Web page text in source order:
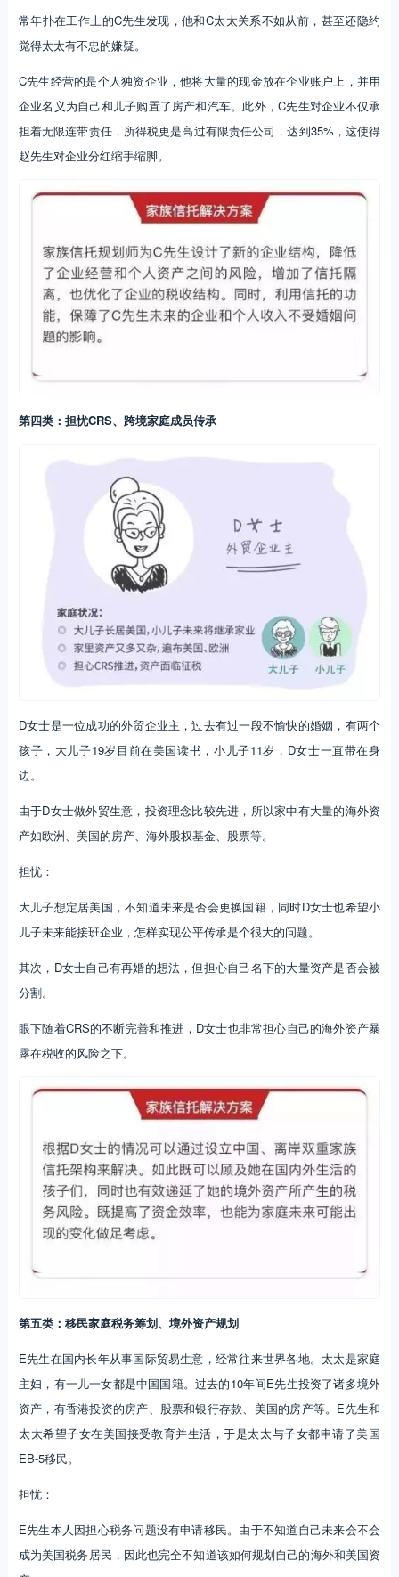
常年扑在工作上的C先生发现，他和C太太关系不如从前，甚至还隐约
觉得太太有不忠的嫌疑。
C先生经营的是个人独资企业，他将大量的现金放在企业账户上，并用
企业名义为自己和儿子购置了房产和汽车。此外，C先生对企业不仅承
担着无限连带责任，所得税更是高过有限责任公司，达到35%，这使得
赵先生对企业分红缩手缩脚。
第四类：担忧CRS、跨境家庭成员传承
D女士是一位成功的外贸企业主，过去有过一段不愉快的婚姻，有两个
孩子，大儿子19岁目前在美国读书，小儿子11岁，D女士一直带在身
边。
由于D女士做外贸生意，投资理念比较先进，所以家中有大量的海外资
产如欧洲、美国的房产、海外股权基金、股票等。
担忧：
大儿子想定居美国，不知道未来是否会更换国籍，同时D女士也希望小
儿子未来能接班企业，怎样实现公平传承是个很大的问题。
其次，D女士自己有再婚的想法，但担心自己名下的大量资产是否会被
分割。
眼下随着CRS的不断完善和推进，D女士也非常担心自己的海外资产暴
露在税收的风险之下。
第五类：移民家庭税务筹划、境外资产规划
E先生在国内长年从事国际贸易生意，经常往来世界各地。太太是家庭
主妇，有一儿一女都是中国国籍。过去的10年间E先生投资了诸多境外
资产，有香港投资的房产、股票和银行存款、美国的房产等。E先生和
太太希望子女在美国接受教育并生活，于是太太与子女都申请了美国
EB-5移民。
担忧：
E先生本人因担心税务问题没有申请移民。由于不知道自己未来会不会
成为美国税务居民，因此也完全不知道该如何规划自己的海外和美国资